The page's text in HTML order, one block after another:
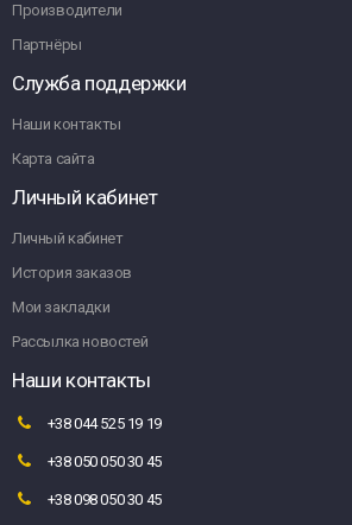
Производители
Партнёры
Служба поддержки
Наши контакты
Карта сайта
Личный кабинет
Личный кабинет
История заказов
Мои закладки
Рассылка новостей
Наши контакты
+38 044 525 19 19
+38 050 050 30 45
+38 098 050 30 45